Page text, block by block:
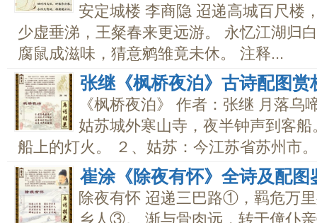
安定城楼 李商隐 迢递高城百尺楼
少虚垂涕，王粲春来更远游。 永忆江湖归
腐鼠成滋味，猜意鹓雏竟未休。 注释...
张继《枫桥夜泊》古诗配图赏
《枫桥夜泊》 作者：张继 月落乌
姑苏城外寒山寺，夜半钟声到客
船上的灯火。 ２、姑苏：今江苏省苏州市
崔涂《除夜有怀》全诗及配图
除夜有怀 迢递三巴路①，羁危万
乡人③。 渐与骨肉远，转于僮仆